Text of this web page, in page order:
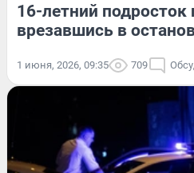
16-летний подросток
врезавшись в
1 июня, 2026, 09:35 709